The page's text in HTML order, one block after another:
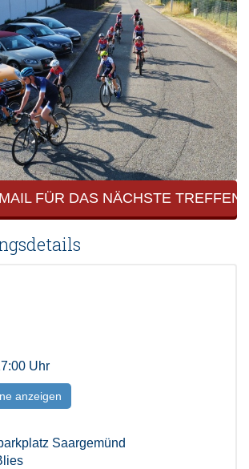
FÜR DAS NÄCHSTE TREFFEN
Uhr
anzeigen
Saargemünd